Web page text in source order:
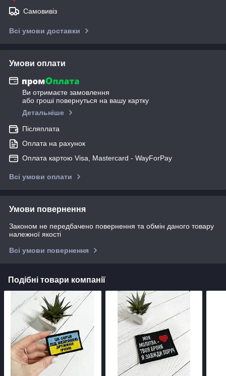
Самовивіз
Всі умови доставки
Умови оплати
Ви отримаєте замовлення
або гроші повернуться на вашу картку
Детальніше
Післяплата
Оплата на рахунок
Оплата картою Visa, Mastercard - WayForPay
Всі умови оплати
Умови повернення
Законом не передбачено повернення та обмін даного товару
належної якості
Всі умови повернення
Подібні товари компанії